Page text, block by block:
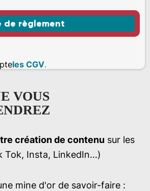
de règlement
les CGV.
VOUS
création de contenu sur les
Tok, Insta, LinkedIn...)
mine d'or de savoir-faire :